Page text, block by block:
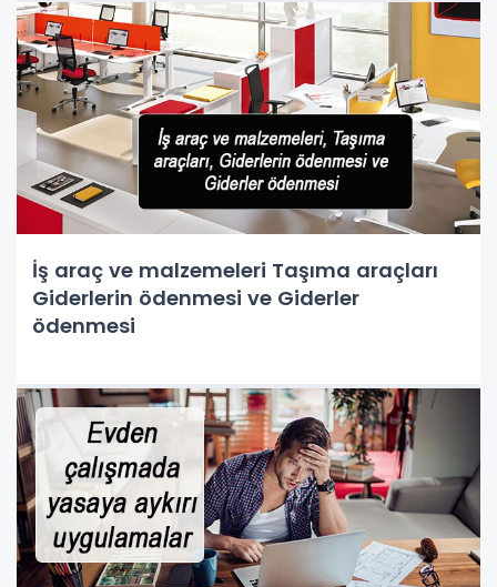
İş araç ve malzemeleri Taşıma araçları
Giderlerin ödenmesi ve Giderler
ödenmesi